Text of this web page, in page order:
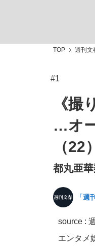
TOP 週刊文
#1
《撮
…オ
（
都丸亜
「週
source :
エンタメ